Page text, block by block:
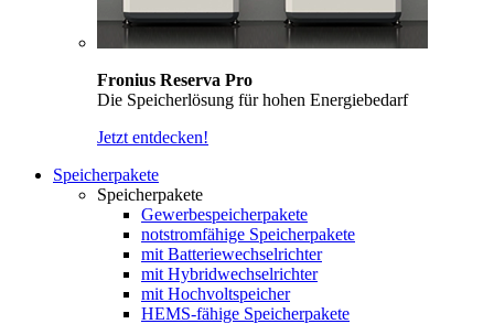
Fronius Reserva Pro
Die Speicherlösung für hohen Energiebedarf
Jetzt entdecken!
Speicherpakete
Speicherpakete
Gewerbespeicherpakete
notstromfähige Speicherpakete
mit Batteriewechselrichter
mit Hybridwechselrichter
mit Hochvoltspeicher
HEMS-fähige Speicherpakete